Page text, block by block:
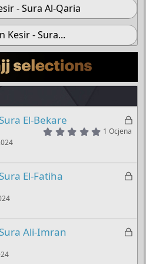
- Sura Al-Qaria
Kesir - Sura...
Z
u
n
o
El-Bekare
5
s
1 Ocjena
Z
u
El-Fatiha
Z
Ali-Imran